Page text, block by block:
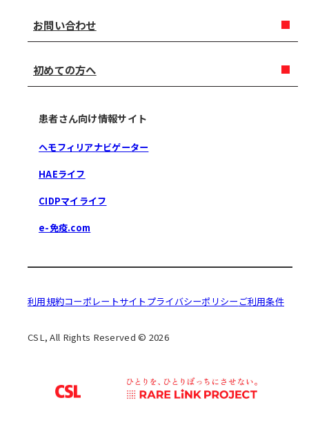
お問い合わせ
初めての方へ
患者さん向け情報サイト
ヘモフィリアナビゲーター
HAEライフ
CIDPマイライフ
e-免疫.com
利用規約コーポレートサイト プライバシーポリシー ご利用条件
CSL, All Rights Reserved © 2026